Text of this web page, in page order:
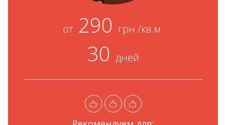
от 290 грн./кв.м.
30 дней